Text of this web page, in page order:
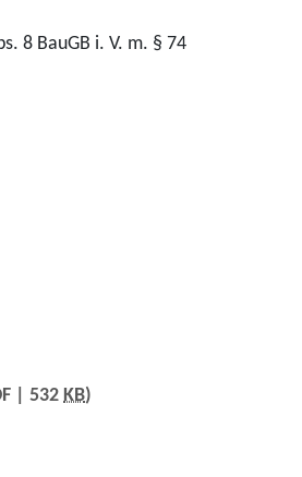
8 BauGB i. V. m. § 74
| 532 KB)